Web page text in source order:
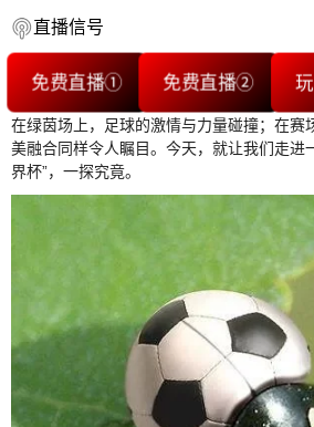
直播信号
免费直播① 免费直播②
在绿茵场上，足球的激情与力量碰撞；在赛
美融合同样令人瞩目。今天，就让我们走进
界杯”，一探究竟。